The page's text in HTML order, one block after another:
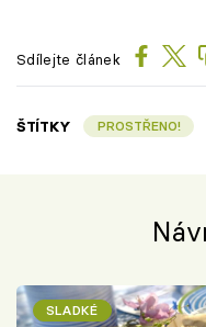
Sdílejte článek
ŠTÍTKY PROSTŘENO!
SLADKÉ